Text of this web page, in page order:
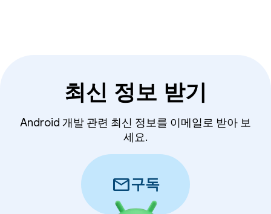
최신 정보 받기
Android 개발 관련 최신 정보를 이메일로 받아 보
세요.
mail구독